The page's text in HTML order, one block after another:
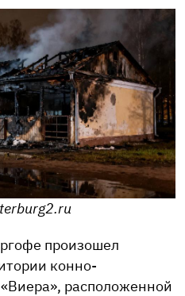
произошел
конно-
расположенной